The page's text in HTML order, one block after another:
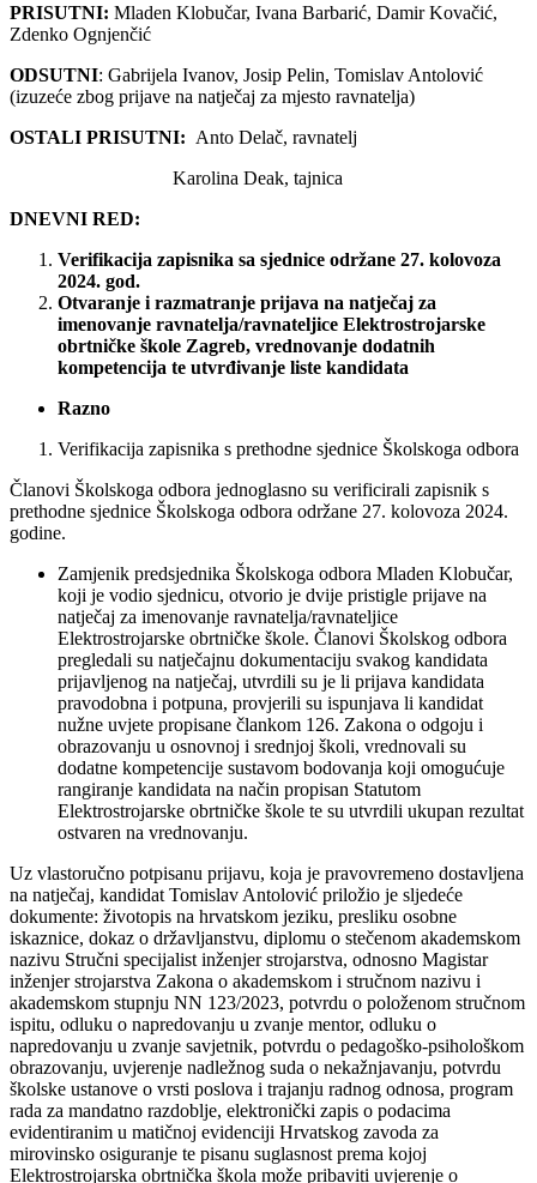
PRISUTNI: Mladen Klobučar, Ivana Barbarić, Damir Kovačić,
Zdenko Ognjenčić
ODSUTNI: Gabrijela Ivanov, Josip Pelin, Tomislav Antolović
(izuzeće zbog prijave na natječaj za mjesto ravnatelja)
OSTALI PRISUTNI: Anto Delač, ravnatelj
Karolina Deak, tajnica
DNEVNI RED:
Verifikacija zapisnika sa sjednice održane 27. kolovoza
2024. god.
Otvaranje i razmatranje prijava na natječaj za
imenovanje ravnatelja/ravnateljice Elektrostrojarske
obrtničke škole Zagreb, vrednovanje dodatnih
kompetencija te utvrđivanje liste kandidata
Razno
Verifikacija zapisnika s prethodne sjednice Školskoga odbora
Članovi Školskoga odbora jednoglasno su verificirali zapisnik s
prethodne sjednice Školskoga odbora održane 27. kolovoza 2024.
godine.
Zamjenik predsjednika Školskoga odbora Mladen Klobučar,
koji je vodio sjednicu, otvorio je dvije pristigle prijave na
natječaj za imenovanje ravnatelja/ravnateljice
Elektrostrojarske obrtničke škole. Članovi Školskog odbora
pregledali su natječajnu dokumentaciju svakog kandidata
prijavljenog na natječaj, utvrdili su je li prijava kandidata
pravodobna i potpuna, provjerili su ispunjava li kandidat
nužne uvjete propisane člankom 126. Zakona o odgoju i
obrazovanju u osnovnoj i srednjoj školi, vrednovali su
dodatne kompetencije sustavom bodovanja koji omogućuje
rangiranje kandidata na način propisan Statutom
Elektrostrojarske obrtničke škole te su utvrdili ukupan rezultat
ostvaren na vrednovanju.
Uz vlastoručno potpisanu prijavu, koja je pravovremeno dostavljena
na natječaj, kandidat Tomislav Antolović priložio je sljedeće
dokumente: životopis na hrvatskom jeziku, presliku osobne
iskaznice, dokaz o državljanstvu, diplomu o stečenom akademskom
nazivu Stručni specijalist inženjer strojarstva, odnosno Magistar
inženjer strojarstva Zakona o akademskom i stručnom nazivu i
akademskom stupnju NN 123/2023, potvrdu o položenom stručnom
ispitu, odluku o napredovanju u zvanje mentor, odluku o
napredovanju u zvanje savjetnik, potvrdu o pedagoško-psihološkom
obrazovanju, uvjerenje nadležnog suda o nekažnjavanju, potvrdu
školske ustanove o vrsti poslova i trajanju radnog odnosa, program
rada za mandatno razdoblje, elektronički zapis o podacima
evidentiranim u matičnoj evidenciji Hrvatskog zavoda za
mirovinsko osiguranje te pisanu suglasnost prema kojoj
Elektrostrojarska obrtnička škola može pribaviti uvjerenje o